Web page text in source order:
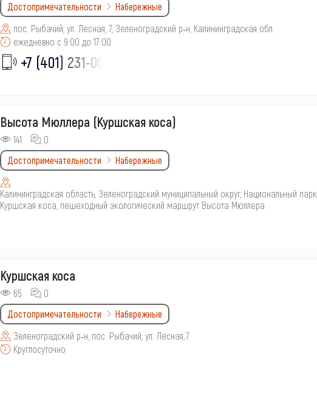
Достопримечательности
Набережные
пос. Рыбачий, ул. Лесная, 7, Зеленоградский р‑н, Калининградская обл.
ежедневно с 9:00 до 17:00
+7 (401) 231-00-
Высота Мюллера (Куршская коса)
141
0
Достопримечательности
Набережные
Калининградская область, Зеленоградский муниципальный округ, Национальный парк
Куршская коса, пешеходный экологический маршрут Высота Мюллера
Куршская коса
65
0
Достопримечательности
Набережные
Зеленоградский р‑н, пос. Рыбачий, ул. Лесная, 7.
Круглосуточно